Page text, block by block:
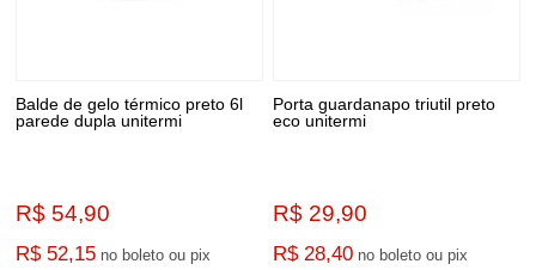
Balde de gelo térmico preto 6l
parede dupla unitermi
R$ 54,90
R$ 52,15 no boleto ou pix
Porta guardanapo triutil preto
eco unitermi
R$ 29,90
R$ 28,40 no boleto ou pix